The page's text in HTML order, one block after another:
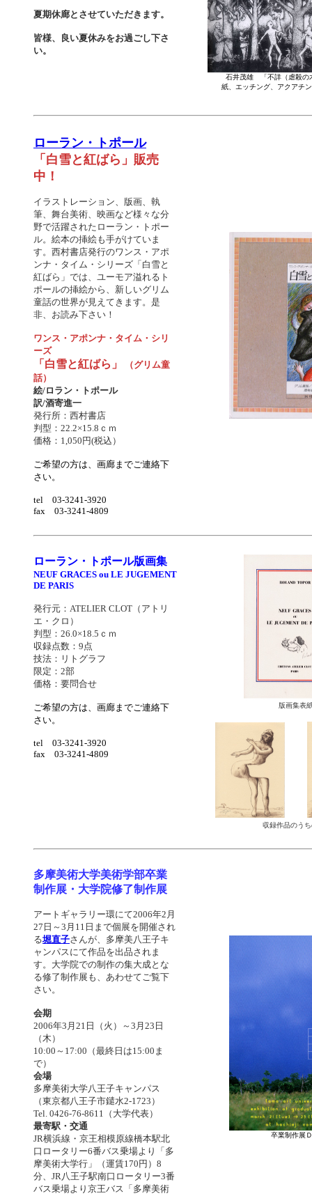
夏期休廊とさせていただきます。
皆様、良い夏休みをお過ごし下さ
い。
石井茂雄 「不詳（虐殺の
紙、エッチング、アクアチ
ローラン・トポール
「白雪と紅ばら」販売
中！
イラストレーション、版画、執
筆、舞台美術、映画など様々な分
野で活躍されたローラン・トポー
ル。絵本の挿絵も手がけていま
す。西村書店発行のワンス・アポ
ンナ・タイム・シリーズ「白雪と
紅ばら」では、ユーモア溢れるト
ポールの挿絵から、新しいグリム
童話の世界が見えてきます。是
非、お読み下さい！
ワンス・アポンナ・タイム・シリ
ーズ
「白雪と紅ばら」
（グリム童
話）
絵/ロラン・トポール
訳/酒寄進一
発行所：西村書店
判型：22.2×15.8ｃｍ
価格：1,050円(税込）
ご希望の方は、画廊までご連絡下
さい。
tel 03-3241-3920
fax 03-3241-4809
ローラン・トポール版画集
NEUF GRACES ou LE JUGEMENT
DE PARIS
発行元：ATELIER CLOT（アトリ
エ・クロ）
判型：26.0×18.5ｃｍ
収録点数：9点
技法：リトグラフ
限定：2部
価格：要問合せ
ご希望の方は、画廊までご連絡下
さい。
tel 03-3241-3920
fax 03-3241-4809
版画集表
収録作品のう
多摩美術大学美術学部卒業
制作展・大学院修了制作展
アートギャラリー環にて2006年2月
27日～3月11日まで個展を開催され
る堀直子さんが、多摩美八王子キ
ャンパスにて作品を出品されま
す。大学院での制作の集大成とな
る修了制作展も、あわせてご覧下
さい。
会期
2006年3月21日（火）～3月23日
（木）
10:00～17:00（最終日は15:00ま
で）
会場
多摩美術大学八王子キャンパス
（東京都八王子市鑓水2-1723）
Tel. 0426-76-8611（大学代表）
最寄駅・交通
JR横浜線・京王相模原線橋本駅北
口ロータリー6番バス乗場より「多
摩美術大学行」（運賃170円）8
分、JR八王子駅南口ロータリー3番
バス乗場より京王バス「多摩美術
卒業制作展